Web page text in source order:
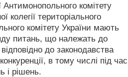
Антимонопольного комітету
колегії територіального
комітету України мають
питань, що належать до
до законодавства
в тому числі під час
і рішень.